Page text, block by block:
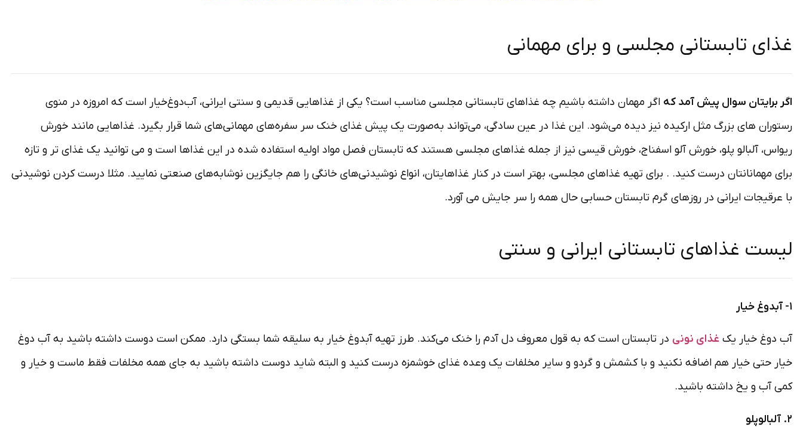
غذای تابستانی مجلسی و برای مهمانی
اگر برایتان سوال پیش آمد که اگر مهمان داشته باشیم چه غذاهای تابستانی مجلسی مناسب است؟ یکی از غذاهایی قدیمی و سنتی ایرانی، آب‌دوغ‌خیار است که امروزه در منوی
رستوران‌ های بزرگ مثل ارکیده نیز دیده می‌شود. این غذا در عین سادگی، می‌تواند به‌صورت یک پیش‌ غذای خنک سر سفره‌های مهمانی‌های شما قرار بگیرد. غذاهایی مانند خورش
ریواس، آلبالو پلو، خورش آلو اسفناج، خورش قیسی نیز از جمله غذاهای مجلسی هستند که تابستان فصل مواد اولیه استفاده شده در این غذاها است و می توانید یک غذای تر و تازه
برای مهمانانتان درست کنید. . برای تهیه غذاهای مجلسی، بهتر است در کنار غذاهایتان، انواع نوشیدنی‌های خانگی را هم جایگزین نوشابه‌های صنعتی نمایید. مثلا درست کردن نوشیدنی
با عرقیجات ایرانی در روزهای گرم تابستان حسابی حال همه را سر جایش می آورد.
لیست غذاهای تابستانی ایرانی و سنتی
۱- آبدوغ خیار
آب دوغ خیار یک غذای نونی در تابستان است که به قول معروف دل آدم را خنک می‌کند. طرز تهیه آبدوغ خیار به سلیقه شما بستگی دارد. ممکن است دوست داشته باشید به آب دوغ
خیار حتی خیار هم اضافه نکنید و با کشمش و گردو و سایر مخلفات یک وعده غذای خوشمزه درست کنید و البته شاید دوست داشته باشید به جای همه مخلفات فقط ماست و خیار و
کمی آب و یخ داشته باشید.
۲. آلبالوپلو